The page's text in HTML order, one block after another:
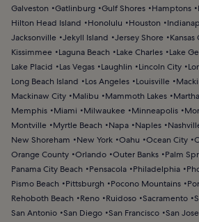
Galveston
Gatlinburg Gulf Shores Hamptons
Hilton Head Island
Honolulu Houston
Jacksonville Jekyll Island Jersey Shore Kansas
Kissimmee
Laguna Beach Lake Charles Lake
Lake Placid
Las Vegas Laughlin Lincoln City
Long Beach Island
Los Angeles Louisville
Mackinaw City
Malibu Mammoth Lakes
Memphis
Miami Milwaukee Minneapolis
Montville
Myrtle Beach Napa Naples
New Shoreham
New York Oahu Ocean City
Orange County Orlando Outer Banks Palm
Panama City Beach
Pensacola Philadelphia
Pismo Beach
Pittsburgh Pocono Mountains
Rehoboth Beach
Reno Ruidoso Sacramento
San Antonio San Diego San Francisco San Jose